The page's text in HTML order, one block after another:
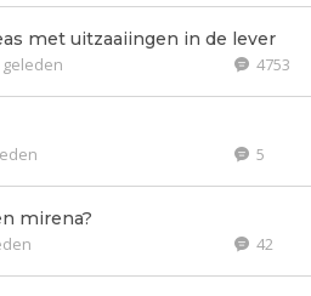
met uitzaaiingen in de lever
geleden 4753
5
mirena?
42